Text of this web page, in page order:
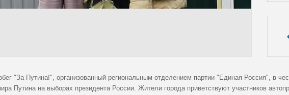
"За Путина!", организованный региональным отделением партии "Единая Россия", в
Путина на выборах президента России. Жители города приветствуют участников